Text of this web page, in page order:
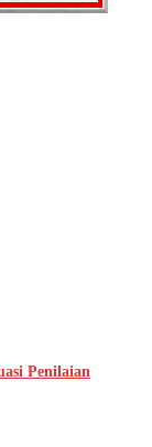
Penilaian